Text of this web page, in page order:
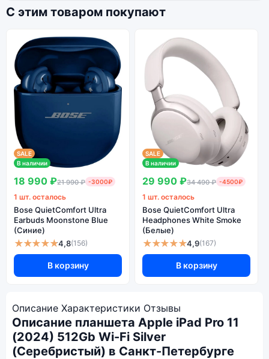
С этим товаром покупают
SALE
В наличии
18 990 ₽21 990 ₽ -3000₽
1 шт. осталось
Bose QuietComfort Ultra
Earbuds Moonstone Blue
(Синие)
★★★★★4,8(156)
В корзину
SALE
В наличии
29 990 ₽34 490 ₽ -4500₽
1 шт. осталось
Bose QuietComfort Ultra
Headphones White Smoke
(Белые)
★★★★★4,9(167)
В корзину
Описание Характеристики Отзывы
Описание планшета Apple iPad Pro 11
(2024) 512Gb Wi-Fi Silver
(Серебристый) в Санкт-Петербурге